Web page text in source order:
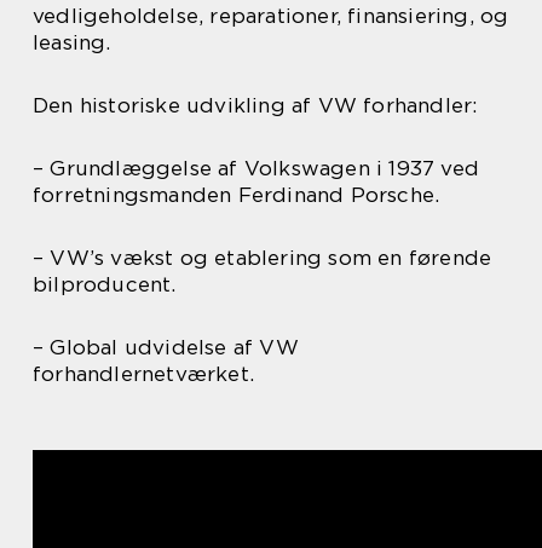
vedligeholdelse, reparationer, finansiering, og
leasing.
Den historiske udvikling af VW forhandler:
– Grundlæggelse af Volkswagen i 1937 ved
forretningsmanden Ferdinand Porsche.
– VW’s vækst og etablering som en førende
bilproducent.
– Global udvidelse af VW
forhandlernetværket.